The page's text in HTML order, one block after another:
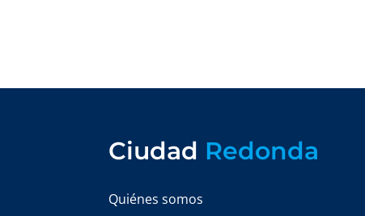
Ciudad Redonda
Quiénes somos